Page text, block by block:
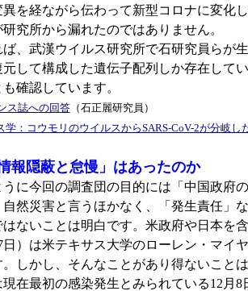
を経ながら伝わって新型コロナに変化
究所から漏れたのではありません。
、武漢ウイルス研究所で石研究員らが
元して構成した遺伝子配列しか存在して
確認しています。
ス誌への回答（石正麗研究員）
学：コウモリのウイルスからSARS-CoV-2が分岐し
報隠蔽と怠慢」はあったのか
に今回の調査団の目的には「中国政府
然災害と言うほかなく、「発生責任」
はないことは明白です。米政府や日本を
日）は米テキサス大学のローレン・マイ
しかし、そんなことがあり得ないこと
在最初の感染発生とみられている12月8